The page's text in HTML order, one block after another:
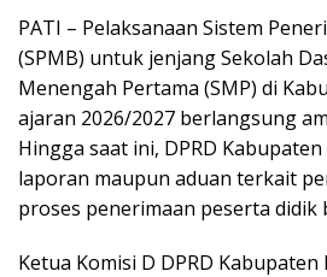
PATI – Pelaksanaan Sistem
(SPMB) untuk jenjang Sekolah
Menengah Pertama (SMP) di
ajaran 2026/2027 berlangsung
Hingga saat ini, DPRD
laporan maupun aduan terkait
proses penerimaan peserta didik
Ketua Komisi D DPRD Kabupaten